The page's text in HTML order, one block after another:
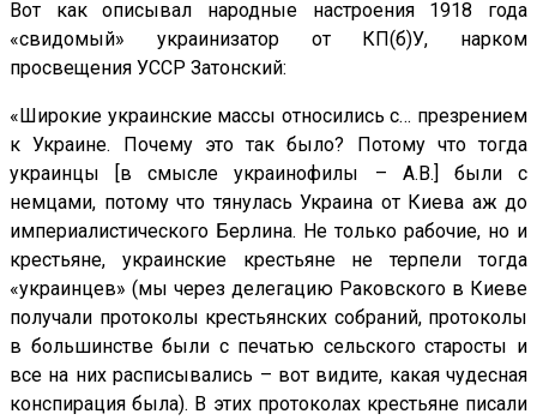
Вот как описывал народные настроения 1918 года
«свидомый» украинизатор от КП(б)У, нарком
просвещения УССР Затонский:
«Широкие украинские массы относились с… презрением
к Украине. Почему это так было? Потому что тогда
украинцы [в смысле украинофилы – А.В.] были с
немцами, потому что тянулась Украина от Киева аж до
империалистического Берлина. Не только рабочие, но и
крестьяне, украинские крестьяне не терпели тогда
«украинцев» (мы через делегацию Раковского в Киеве
получали протоколы крестьянских собраний, протоколы
в большинстве были с печатью сельского старосты и
все на них расписывались – вот видите, какая чудесная
конспирация была). В этих протоколах крестьяне писали